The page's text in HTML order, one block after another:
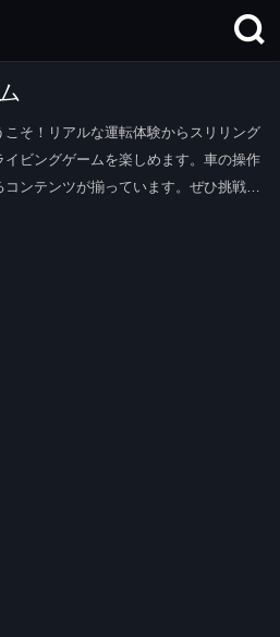
こそ！リアルな運転体験からスリリング
ビングゲームを楽しめます。車の操作
ンテンツが揃っています。ぜひ挑戦し